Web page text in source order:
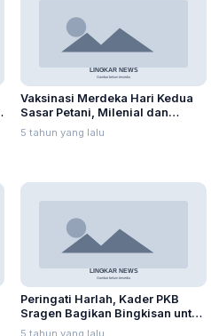
Vaksinasi Merdeka Hari Kedua
Sasar Petani, Milenial dan
Pegawai SPBU
5 tahun yang lalu
Peringati Harlah, Kader PKB
Sragen Bagikan Bingkisan untuk
Keluarga Isoman